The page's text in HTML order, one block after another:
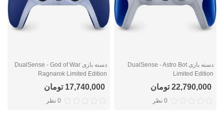
دسته بازی DualSense - Astro Bot
Limited Edition
22,790,000 تومان
0 نظر
دسته بازی DualSense - God of War
Ragnarok Limited Edition
17,740,000 تومان
0 نظر